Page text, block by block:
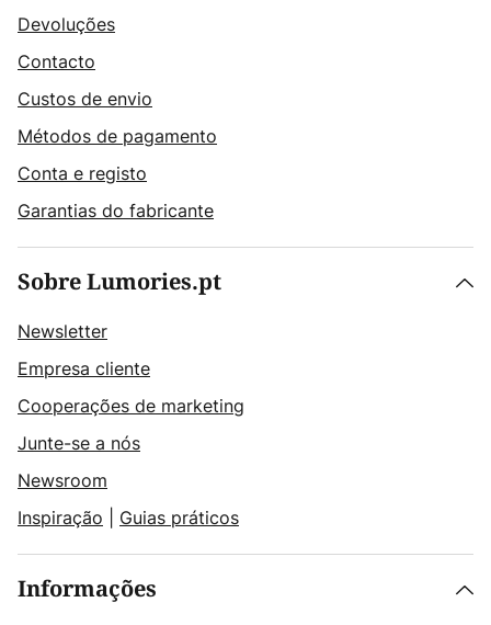
Devoluções
Contacto
Custos de envio
Métodos de pagamento
Conta e registo
Garantias do fabricante
Sobre Lumories.pt
Newsletter
Empresa cliente
Cooperações de marketing
Junte-se a nós
Newsroom
Inspiração
Guias práticos
Informações